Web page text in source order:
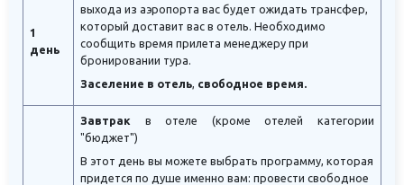
1
день
выхода из аэропорта вас будет ожидать трансфер,
который доставит вас в отель. Необходимо
сообщить время прилета менеджеру при
бронировании тура.
Заселение в отель, свободное время.
Завтрак в отеле (кроме отелей категории
"бюджет")
В этот день вы можете выбрать программу, которая
придется по душе именно вам: провести свободное